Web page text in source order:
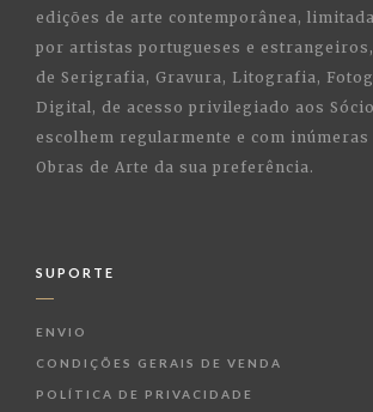
edições de arte contemporânea,
por artistas portugueses e
de Serigrafia, Gravura, Litografia,
Digital, de acesso privilegiado aos
escolhem regularmente e com inúmeras
Obras de Arte da sua preferência.
SUPORTE
ENVIO
CONDIÇÕES GERAIS DE VENDA
POLÍTICA DE PRIVACIDADE